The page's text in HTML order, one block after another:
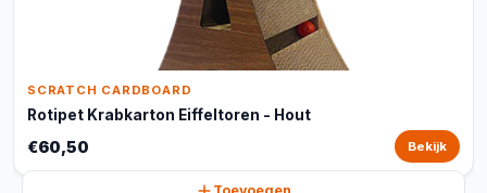
SCRATCH CARDBOARD
Rotipet Krabkarton Eiffeltoren - Hout
€60,50 Bekijk